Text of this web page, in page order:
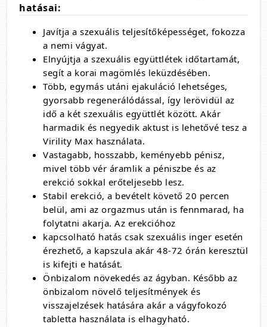
hatásai:
Javítja a szexuális teljesítőképességet, fokozza
a nemi vágyat.
Elnyújtja a szexuális együttlétek időtartamát,
segít a korai magömlés leküzdésében.
Több, egymás utáni ejakuláció lehetséges,
gyorsabb regenerálódással, így lerövidül az
idő a két szexuális együttlét között. Akár
harmadik és negyedik aktust is lehetővé tesz a
Virility Max használata.
Vastagabb, hosszabb, keményebb pénisz,
mivel több vér áramlik a péniszbe és az
erekció sokkal erőteljesebb lesz.
Stabil erekció, a bevételt követő 20 percen
belül, ami az orgazmus után is fennmarad, ha
folytatni akarja. Az erekcióhoz
kapcsolható hatás csak szexuális inger esetén
érezhető, a kapszula akár 48-72 órán keresztül
is kifejti e hatását.
Önbizalom növekedés az ágyban. Később az
önbizalom növelő teljesítmények és
visszajelzések hatására akár a vágyfokozó
tabletta használata is elhagyható.